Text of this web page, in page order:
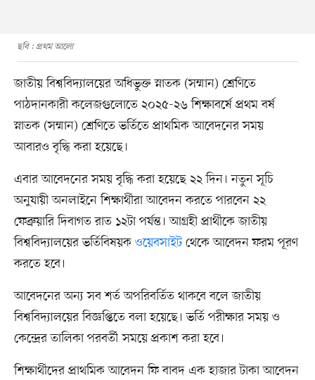
ছবি : প্রথম আলো
জাতীয় বিশ্ববিদ্যালয়ের অধিভুক্ত স্নাতক (সম্মান) শ্রেণিতে
পাঠদানকারী কলেজগুলোতে ২০২৫-২৬ শিক্ষাবর্ষে প্রথম বর্ষ
স্নাতক (সম্মান) শ্রেণিতে ভর্তিতে প্রাথমিক আবেদনের সময়
আবারও বৃদ্ধি করা হয়েছে।
এবার আবেদনের সময় বৃদ্ধি করা হয়েছে ২২ দিন। নতুন সূচি
অনুযায়ী অনলাইনে শিক্ষার্থীরা আবেদন করতে পারবেন ২২
ফেব্রুয়ারি দিবাগত রাত ১২টা পর্যন্ত। আগ্রহী প্রার্থীকে জাতীয়
বিশ্ববিদ্যালয়ের ভর্তিবিষয়ক ওয়েবসাইটথেকে আবেদন ফরম পূরণ
করতে হবে।
আবেদনের অন্য সব শর্ত অপরিবর্তিত থাকবে বলে জাতীয়
বিশ্ববিদ্যালয়ের বিজ্ঞপ্তিতে বলা হয়েছে। ভর্তি পরীক্ষার সময় ও
কেন্দ্রের তালিকা পরবর্তী সময়ে প্রকাশ করা হবে।
শিক্ষার্থীদের প্রাথমিক আবেদন ফি বাবদ এক হাজার টাকা আবেদন